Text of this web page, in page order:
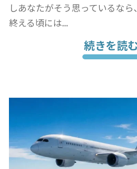
しあなたがそう思っているな
終える頃には...
続きを読